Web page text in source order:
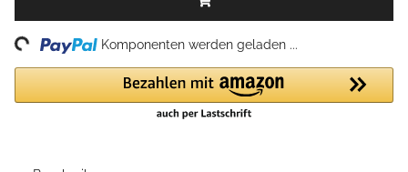
Komponenten werden geladen ...